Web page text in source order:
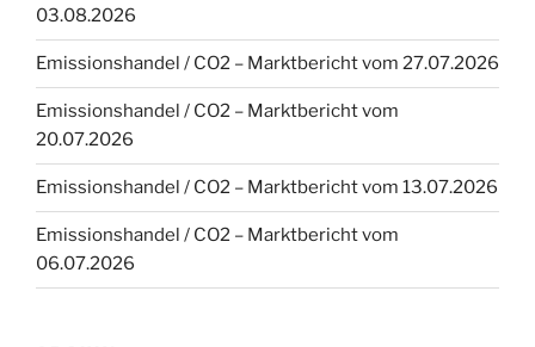
03.08.2026
Emissionshandel / CO2 – Marktbericht vom 27.07.2026
Emissionshandel / CO2 – Marktbericht vom
20.07.2026
Emissionshandel / CO2 – Marktbericht vom 13.07.2026
Emissionshandel / CO2 – Marktbericht vom
06.07.2026